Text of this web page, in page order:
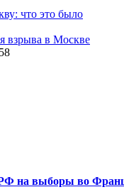
что это было
взрыва в Москве
РФ на выборы во